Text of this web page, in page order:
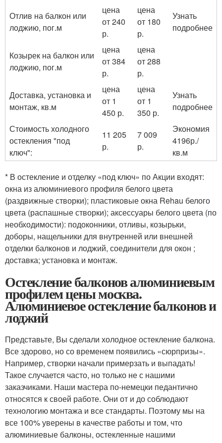
Отлив на балкон или
лоджию, пог.м
цена
от 240
р.
цена
от 180
р.
Узнать
подробнее
Козырек на балкон или
лоджию, пог.м
цена
от 384
р.
цена
от 288
р.
Доставка, установка и
монтаж, кв.м
цена
от 1
450 р.
цена
от 1
350 р.
Узнать
подробнее
Стоимость холодного
остекления "под
ключ":
11 205
р.
7 009
р.
Экономия
4196р./
кв.м
* В остекление и отделку «под ключ» по Акции входят:
окна из алюминиевого профиля белого цвета
(раздвижные створки); пластиковые окна Rehau белого
цвета (распашные створки); аксессуары белого цвета (по
необходимости): подоконники, отливы, козырьки,
доборы, нащельники для внутренней или внешней
отделки балконов и лоджий, соединители для окон ;
доставка; установка и монтаж.
Остекление балконов алюминиевым
профилем цены москва.
Алюминиевое остекление балконов и
лоджий
Представьте, Вы сделали холодное остекление балкона.
Все здорово, но со временем появились «сюрпризы».
Например, створки начали примерзать и выпадать!
Такое случается часто, но только не с нашими
заказчиками. Наши мастера по-немецки педантично
относятся к своей работе. Они от и до соблюдают
технологию монтажа и все стандарты. Поэтому мы на
все 100% уверены в качестве работы и том, что
алюминиевые балконы, остекленные нашими